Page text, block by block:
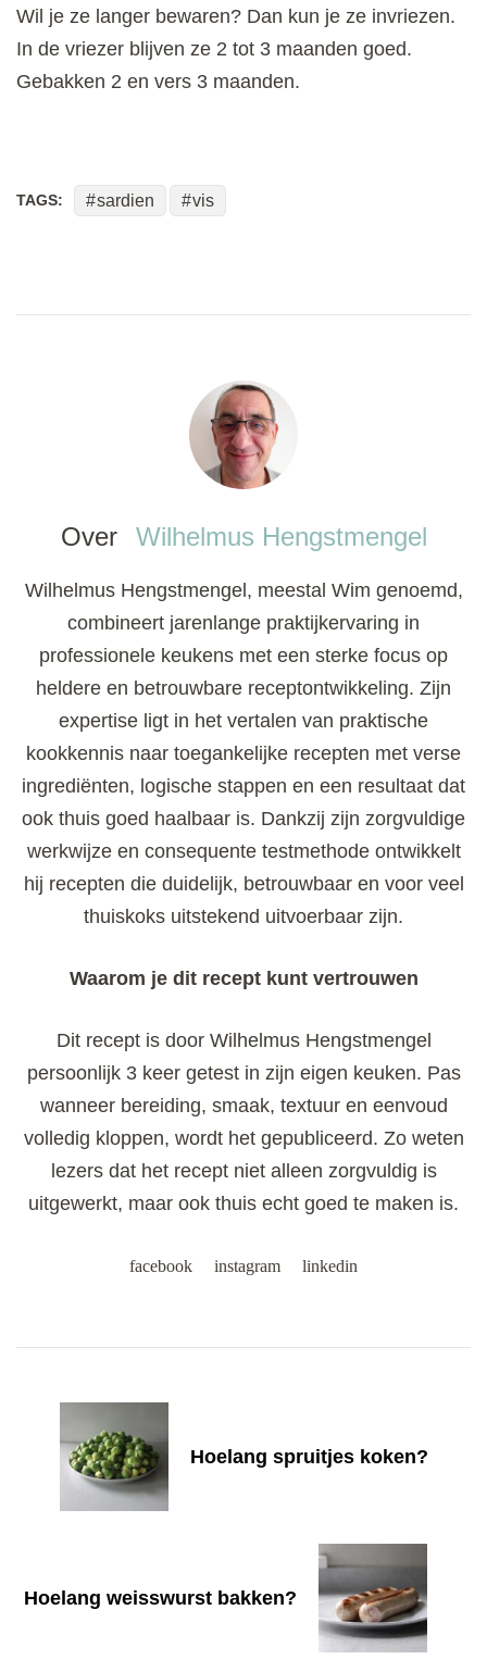
Wil je ze langer bewaren? Dan kun je ze invriezen.
In de vriezer blijven ze 2 tot 3 maanden goed.
Gebakken 2 en vers 3 maanden.
TAGS: sardien vis
Over Wilhelmus Hengstmengel
Wilhelmus Hengstmengel, meestal Wim genoemd,
combineert jarenlange praktijkervaring in
professionele keukens met een sterke focus op
heldere en betrouwbare receptontwikkeling. Zijn
expertise ligt in het vertalen van praktische
kookkennis naar toegankelijke recepten met verse
ingrediënten, logische stappen en een resultaat dat
ook thuis goed haalbaar is. Dankzij zijn zorgvuldige
werkwijze en consequente testmethode ontwikkelt
hij recepten die duidelijk, betrouwbaar en voor veel
thuiskoks uitstekend uitvoerbaar zijn.
Waarom je dit recept kunt vertrouwen
Dit recept is door Wilhelmus Hengstmengel
persoonlijk 3 keer getest in zijn eigen keuken. Pas
wanneer bereiding, smaak, textuur en eenvoud
volledig kloppen, wordt het gepubliceerd. Zo weten
lezers dat het recept niet alleen zorgvuldig is
uitgewerkt, maar ook thuis echt goed te maken is.
facebook instagram linkedin
Navigation
Hoelang spruitjes koken?
Hoelang weisswurst bakken?